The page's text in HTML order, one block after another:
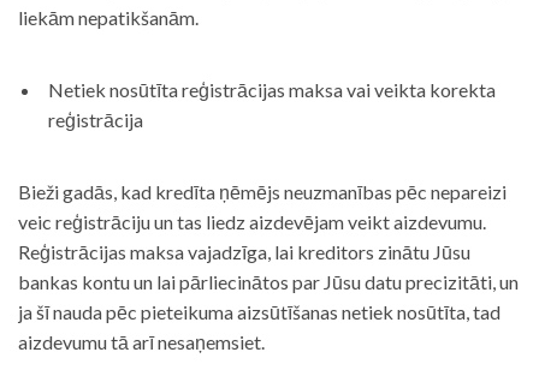
liekām nepatikšanām.
Netiek nosūtīta reģistrācijas maksa vai veikta korekta
reģistrācija
Bieži gadās, kad kredīta ņēmējs neuzmanības pēc nepareizi
veic reģistrāciju un tas liedz aizdevējam veikt aizdevumu.
Reģistrācijas maksa vajadzīga, lai kreditors zinātu Jūsu
bankas kontu un lai pārliecinātos par Jūsu datu precizitāti, un
ja šī nauda pēc pieteikuma aizsūtīšanas netiek nosūtīta, tad
aizdevumu tā arī nesaņemsiet.